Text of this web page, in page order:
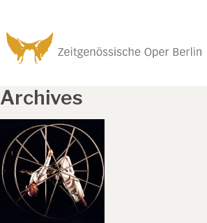
Archives